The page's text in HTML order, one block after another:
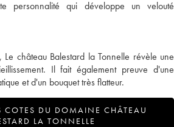
personnalité qui développe un velouté
château Balestard la Tonnelle révèle une
Il fait également preuve d'une
et d'un bouquet très flatteur.
COTES DU DOMAINE CHÂTEAU
LA TONNELLE